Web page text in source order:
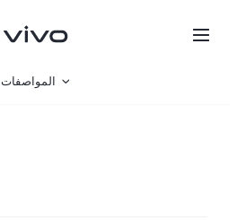
المواصفات